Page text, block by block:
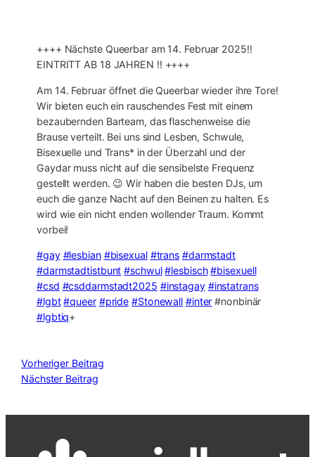
++++ Nächste Queerbar am 14. Februar 2025‼️
EINTRITT AB 18 JAHREN ‼️ ++++
Am 14. Februar öffnet die Queerbar wieder ihre Tore!
Wir bieten euch ein rauschendes Fest mit einem
bezaubernden Barteam, das flaschenweise die
Brause verteilt. Bei uns sind Lesben, Schwule,
Bisexuelle und Trans* in der Überzahl und der
Gaydar muss nicht auf die sensibelste Frequenz
gestellt werden. 😉 Wir haben die besten DJs, um
euch die ganze Nacht auf den Beinen zu halten. Es
wird wie ein nicht enden wollender Traum. Kommt
vorbei!
#gay #lesbian #bisexual #trans #darmstadt
#darmstadtistbunt #schwul #lesbisch #bisexuell
#csd #csddarmstadt2025 #instagay #instatrans
#lgbt #queer #pride #Stonewall #inter #nonbinär
#lgbtiq+
Vorheriger Beitrag
Nächster Beitrag